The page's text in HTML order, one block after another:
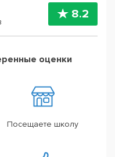
8.2
оценки
Посещаете школу